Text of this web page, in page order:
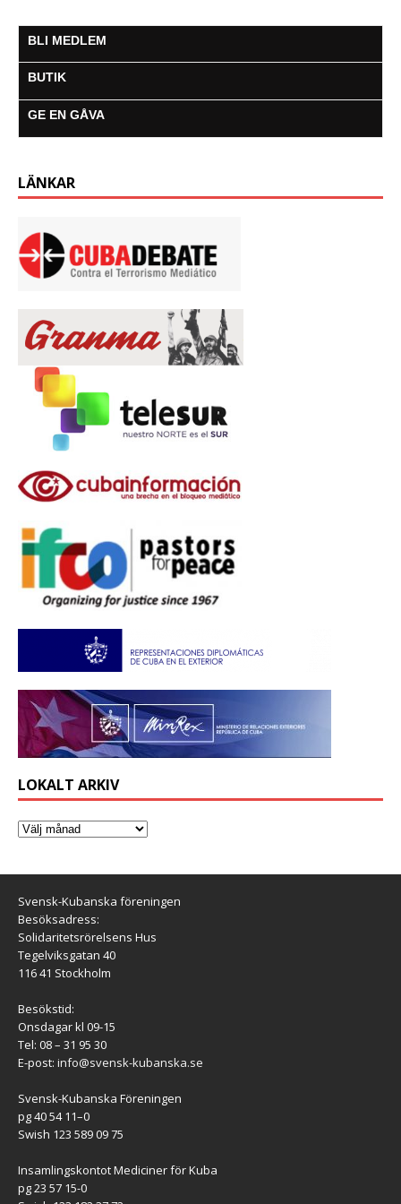
BLI MEDLEM
BUTIK
GE EN GÅVA
LÄNKAR
LOKALT ARKIV
Svensk-Kubanska föreningen
Besöksadress:
Solidaritetsrörelsens Hus
Tegelviksgatan 40
116 41 Stockholm
Besökstid:
Onsdagar kl 09-15
Tel: 08 – 31 95 30
E-post: info@svensk-kubanska.se
Svensk-Kubanska Föreningen
pg 40 54 11–0
Swish 123 589 09 75
Insamlingskontot Mediciner för Kuba
pg 23 57 15-0